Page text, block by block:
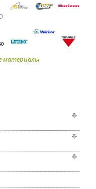
материалы